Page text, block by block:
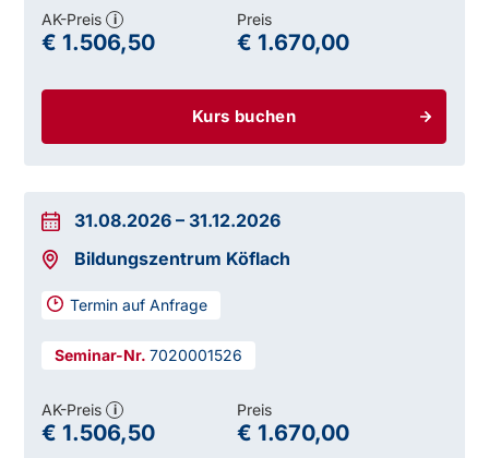
Kurs buchen
AK-Preis i
€ 1.506,50
Preis
€ 1.670,00
31.08.2026 – 31.12.2026
Bildungszentrum Köflach
Termin auf Anfrage
7020001526
AK-Preis i
€ 1.506,50
Preis
€ 1.670,00